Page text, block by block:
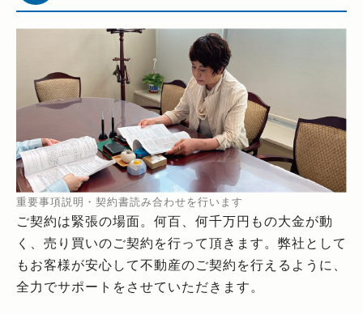
重要事項説明・契約書読み合わせを行います
ご契約は緊張の場面。何百、何千万円もの大金が動
く、売り買いのご契約を行って頂きます。弊社として
もお客様が安心して不動産のご契約を行えるように、
全力でサポートをさせていただきます。